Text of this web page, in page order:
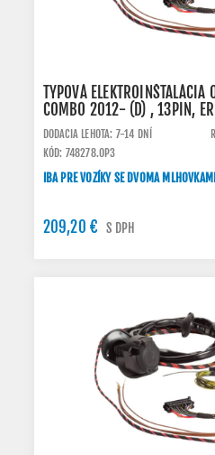
TYPOVÁ ELEKTROINŠTALÁCIA
COMBO 2012- (D) , 13PIN,
DODACIA LEHOTA: 7-14 DNÍ
KÓD: 748278.OP3
IBA PRE VOZÍKY SE DVOMA
209,20 € S DPH